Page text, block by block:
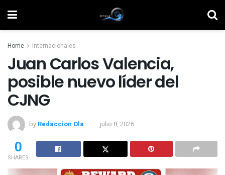
Home Internacionales
Juan Carlos Valencia,
posible nuevo líder del
CJNG
by Redaccion Ola julio 8, 2026
0
SHARES